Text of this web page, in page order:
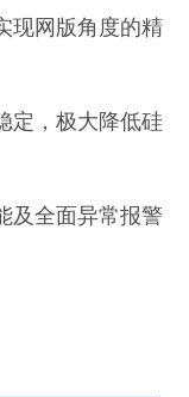
现网版角度的精
定，极大降低硅
及全面异常报警